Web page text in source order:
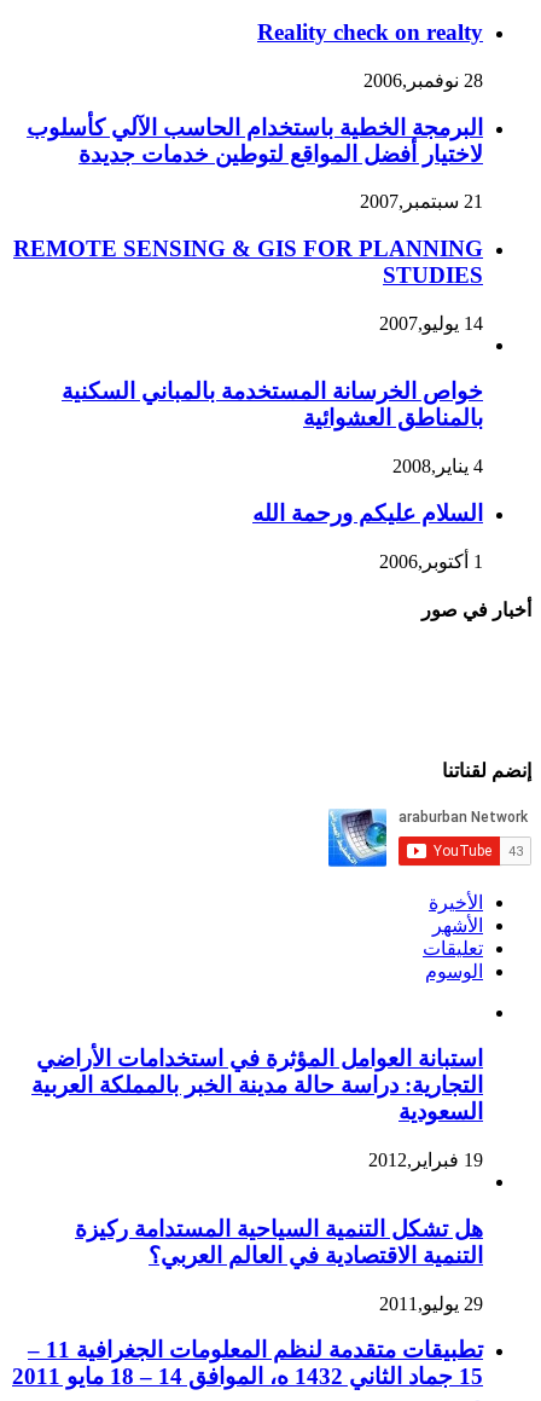
Reality check on realty
28 نوفمبر,2006
البرمجة الخطية باستخدام الحاسب الآلي كأسلوب
لاختيار أفضل المواقع لتوطين خدمات جديدة
21 سبتمبر,2007
REMOTE SENSING & GIS FOR PLANNING
STUDIES
14 يوليو,2007
خواص الخرسانة المستخدمة بالمباني السكنية
بالمناطق العشوائية
4 يناير,2008
السلام عليكم ورحمة الله
1 أكتوبر,2006
أخبار في صور
إنضم لقناتنا
الأخيرة
الأشهر
تعليقات
الوسوم
استبانة العوامل المؤثرة في استخدامات الأراضي
التجارية: دراسة حالة مدينة الخبر بالمملكة العربية
السعودية
19 فبراير,2012
هل تشكل التنمية السياحية المستدامة ركيزة
التنمية الاقتصادية في العالم العربي؟
29 يوليو,2011
تطبيقات متقدمة لنظم المعلومات الجغرافية 11 –
15 جماد الثاني 1432 ه، الموافق 14 – 18 مايو 2011